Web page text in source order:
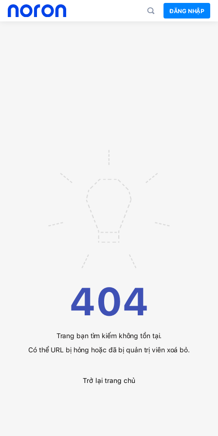
ĐĂNG NHẬP
404
Trang bạn tìm kiếm không tồn tại.
Có thể URL bị hỏng hoặc đã bị quản trị viên xoá bỏ.
Trở lại trang chủ